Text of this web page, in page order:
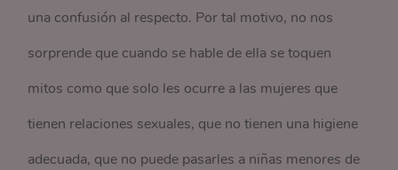
una confusión al respecto. Por tal motivo, no nos
sorprende que cuando se hable de ella se toquen
mitos como que solo les ocurre a las mujeres que
tienen relaciones sexuales, que no tienen una higiene
adecuada, que no puede pasarles a niñas menores de